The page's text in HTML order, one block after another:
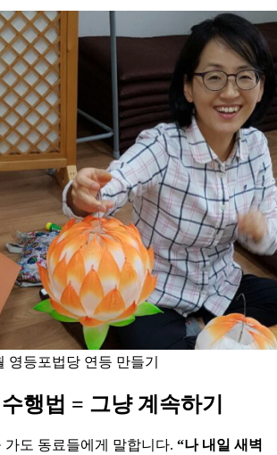
영등포법당 연등 만들기
행법 = 그냥 계속하기
가도 동료들에게 말합니다. “나 내일 새벽